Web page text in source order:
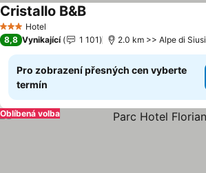
3 Počet hvězdiček
Hotel
Cristallo B&B
8,8 Vynikající 1 101 2.0 km >> Alpe di Siusi
Pro zobrazení přesných cen vyberte
termín
Oblíbená volba